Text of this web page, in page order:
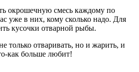
окрошечную смесь каждому по
уже в них, кому сколько надо. Для
кусочки отварной рыбы.
только отваривать, но и жарить, и
как больше любит!